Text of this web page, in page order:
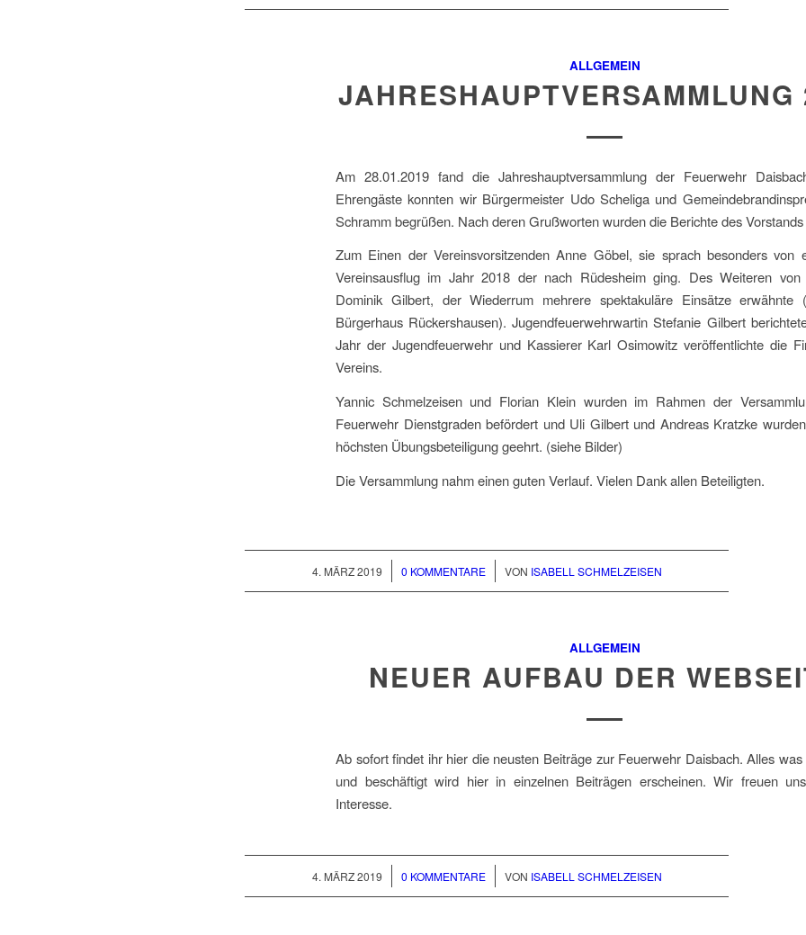
ALLGEMEIN
JAHRESHAUPTVERSAMMLUNG
Am 28.01.2019 fand die Jahreshauptversammlung der Feuerwehr
Ehrengäste konnten wir Bürgermeister Udo Scheliga und
Schramm begrüßen. Nach deren Grußworten wurden die Berichte des
Zum Einen der Vereinsvorsitzenden Anne Göbel, sie sprach besonders von
Vereinsausflug im Jahr 2018 der nach Rüdesheim ging. Des Weiteren von
Dominik Gilbert, der Wiederrum mehrere spektakuläre Einsätze erwähnte
Bürgerhaus Rückershausen). Jugendfeuerwehrwartin Stefanie Gilbert
Jahr der Jugendfeuerwehr und Kassierer Karl Osimowitz veröffentlichte die
Vereins.
Yannic Schmelzeisen und Florian Klein wurden im Rahmen der
Feuerwehr Dienstgraden befördert und Uli Gilbert und Andreas Kratzke
höchsten Übungsbeteiligung geehrt. (siehe Bilder)
Die Versammlung nahm einen guten Verlauf. Vielen Dank allen Beteiligten.
4. MÄRZ 2019
/ 0 KOMMENTARE
/ VON ISABELL SCHMELZEISEN
ALLGEMEIN
NEUER AUFBAU DER
Ab sofort findet ihr hier die neusten Beiträge zur Feuerwehr Daisbach. Alles
und beschäftigt wird hier in einzelnen Beiträgen erscheinen. Wir freuen
Interesse.
4. MÄRZ 2019
/ 0 KOMMENTARE
/ VON ISABELL SCHMELZEISEN